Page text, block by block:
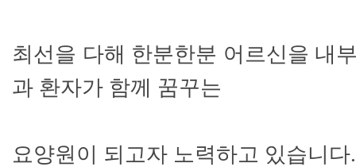
최선을 다해 한분한분 어르신을 내
과 환자가 함께 꿈꾸는
요양원이 되고자 노력하고 있습니다.